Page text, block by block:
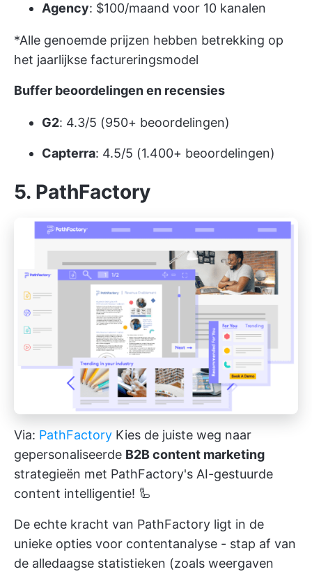
Agency: $100/maand voor 10 kanalen
*Alle genoemde prijzen hebben betrekking op
het jaarlijkse factureringsmodel
Buffer beoordelingen en recensies
G2: 4.3/5 (950+ beoordelingen)
Capterra: 4.5/5 (1.400+ beoordelingen)
5. PathFactory
Via: PathFactory Kies de juiste weg naar
gepersonaliseerde B2B content marketing
strategieën met PathFactory's AI-gestuurde
content intelligentie! 🦾
De echte kracht van PathFactory ligt in de
unieke opties voor contentanalyse - stap af van
de alledaagse statistieken (zoals weergaven